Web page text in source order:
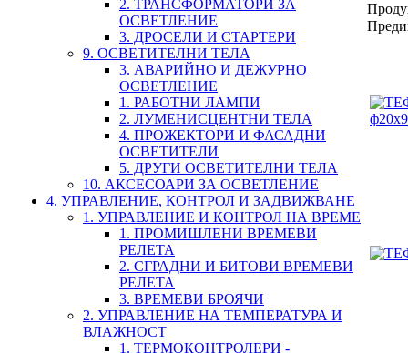
2. ТРАНСФОРМАТОРИ ЗА
ОСВЕТЛЕНИЕ
3. ДРОСЕЛИ И СТАРТЕРИ
9. ОСВЕТИТЕЛНИ ТЕЛА
3. АВАРИЙНО И ДЕЖУРНО
ОСВЕТЛЕНИЕ
1. РАБОТНИ ЛАМПИ
2. ЛУМЕНИСЦЕНТНИ ТЕЛА
4. ПРОЖЕКТОРИ И ФАСАДНИ
ОСВЕТИТЕЛИ
5. ДРУГИ ОСВЕТИТЕЛНИ ТЕЛА
10. АКСЕСОАРИ ЗА ОСВЕТЛЕНИЕ
4. УПРАВЛЕНИЕ, КОНТРОЛ И ЗАДВИЖВАНЕ
1. УПРАВЛЕНИЕ И КОНТРОЛ НА ВРЕМЕ
1. ПРОМИШЛЕНИ ВРЕМЕВИ
РЕЛЕТА
2. СГРАДНИ И БИТОВИ ВРЕМЕВИ
РЕЛЕТА
3. ВРЕМЕВИ БРОЯЧИ
2. УПРАВЛЕНИЕ НА ТЕМПЕРАТУРА И
ВЛАЖНОСТ
1. ТЕРМОКОНТРОЛЕРИ -